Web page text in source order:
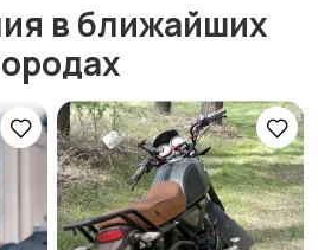
Красота и здоровье
в ближайших